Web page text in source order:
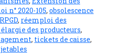
n° 2020-105, obsolescence
, réemploi des
des producteurs,
, tickets de caisse,